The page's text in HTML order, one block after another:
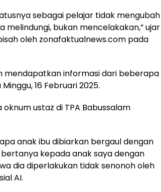
sebagai pelajar tidak mengubah
bukan mencelakakan,” ujar
oleh zonafaktualnews.com pada
mendapatkan informasi dari beberapa
16 Februari 2025.
ustaz di TPA Babussalam
anak ibu dibiarkan bergaul dengan
bertanya kepada anak saya dengan
dia diperlakukan tidak senonoh oleh
AI.